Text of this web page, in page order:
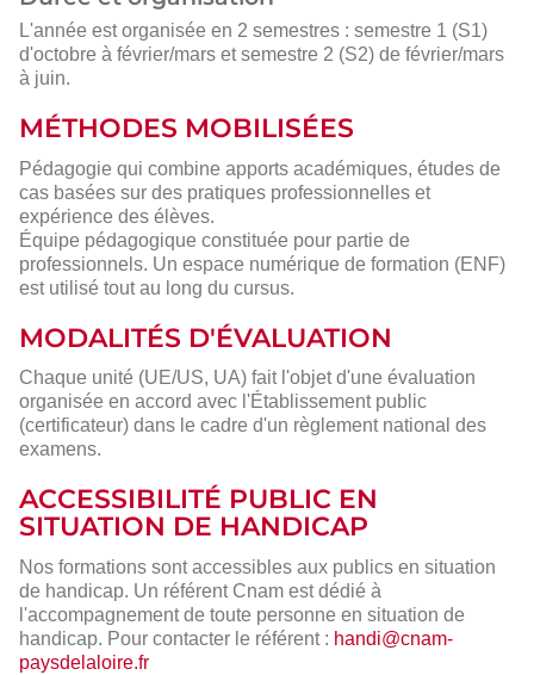
L'année est organisée en 2 semestres : semestre 1 (S1)
d'octobre à février/mars et semestre 2 (S2) de février/mars
à juin.
MÉTHODES MOBILISÉES
Pédagogie qui combine apports académiques, études de
cas basées sur des pratiques professionnelles et
expérience des élèves.
Équipe pédagogique constituée pour partie de
professionnels. Un espace numérique de formation (ENF)
est utilisé tout au long du cursus.
MODALITÉS D'ÉVALUATION
Chaque unité (UE/US, UA) fait l'objet d'une évaluation
organisée en accord avec l'Établissement public
(certificateur) dans le cadre d'un règlement national des
examens.
ACCESSIBILITÉ PUBLIC EN
SITUATION DE HANDICAP
Nos formations sont accessibles aux publics en situation
de handicap. Un référent Cnam est dédié à
l'accompagnement de toute personne en situation de
handicap. Pour contacter le référent : handi@cnam-
paysdelaloire.fr